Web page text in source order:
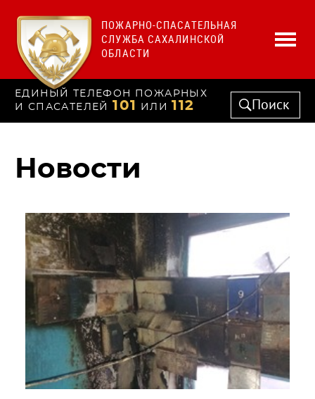
ПОЖАРНО-СПАСАТЕЛЬНАЯ
СЛУЖБА САХАЛИНСКОЙ
ОБЛАСТИ
ЕДИНЫЙ ТЕЛЕФОН ПОЖАРНЫХ
И СПАСАТЕЛЕЙ 101 ИЛИ 112 Поиск
Новости